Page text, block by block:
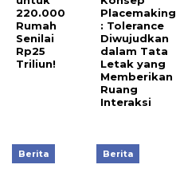
220.000
Rumah
Senilai
Rp25
Triliun!
Placemaking
: Tolerance
Diwujudkan
dalam Tata
Letak yang
Memberikan
Ruang
Interaksi
Berita Berita